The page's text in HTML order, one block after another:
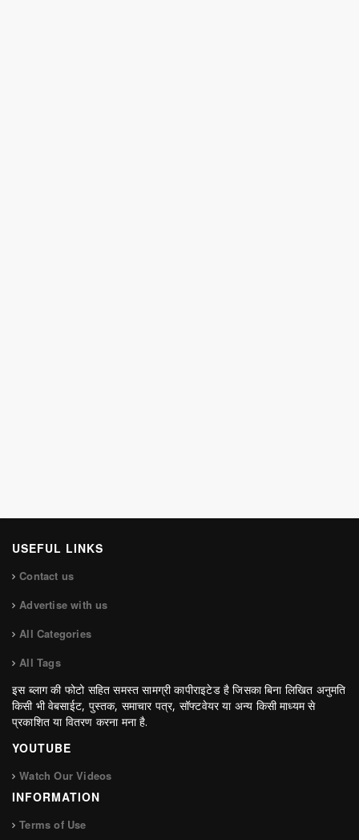
USEFUL LINKS
Contact us
Advertise with us
All Categories
All Tags
इस ब्लाग की फोटो सहित समस्त सामग्री कापीराइटेड है जिसका बिना लिखित अनुमति
किसी भी वेबसाईट, पुस्तक, समाचार पत्र, सॉफ्टवेयर या अन्य किसी माध्यम से
प्रकाशित या वितरण करना मना है.
YOUTUBE
Watch Our Videos
INFORMATION
Terms of Use